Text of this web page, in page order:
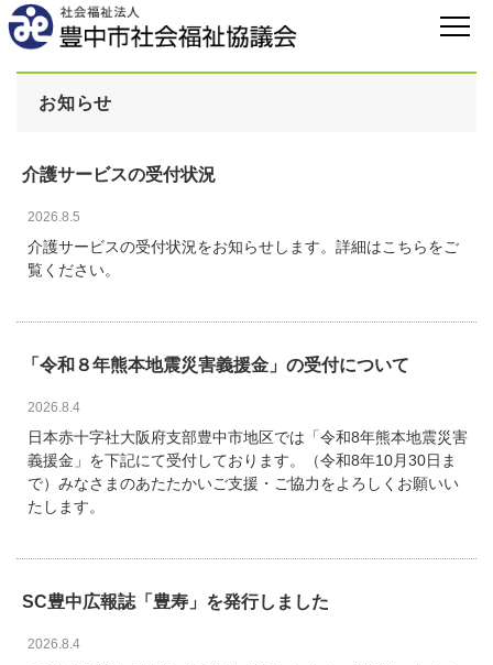
お知らせ
介護サービスの受付状況
2026.8.5
介護サービスの受付状況をお知らせします。詳細はこちらをご
覧ください。
「令和８年熊本地震災害義援金」の受付について
2026.8.4
日本赤十字社大阪府支部豊中市地区では「令和8年熊本地震災害
義援金」を下記にて受付しております。（令和8年10月30日ま
で）みなさまのあたたかいご支援・ご協力をよろしくお願いい
たします。
SC豊中広報誌「豊寿」を発行しました
2026.8.4